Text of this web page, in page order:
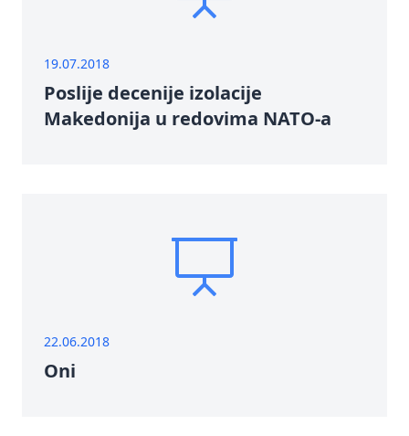
19.07.2018
Poslije decenije izolacije
Makedonija u redovima NATO-a
22.06.2018
Oni